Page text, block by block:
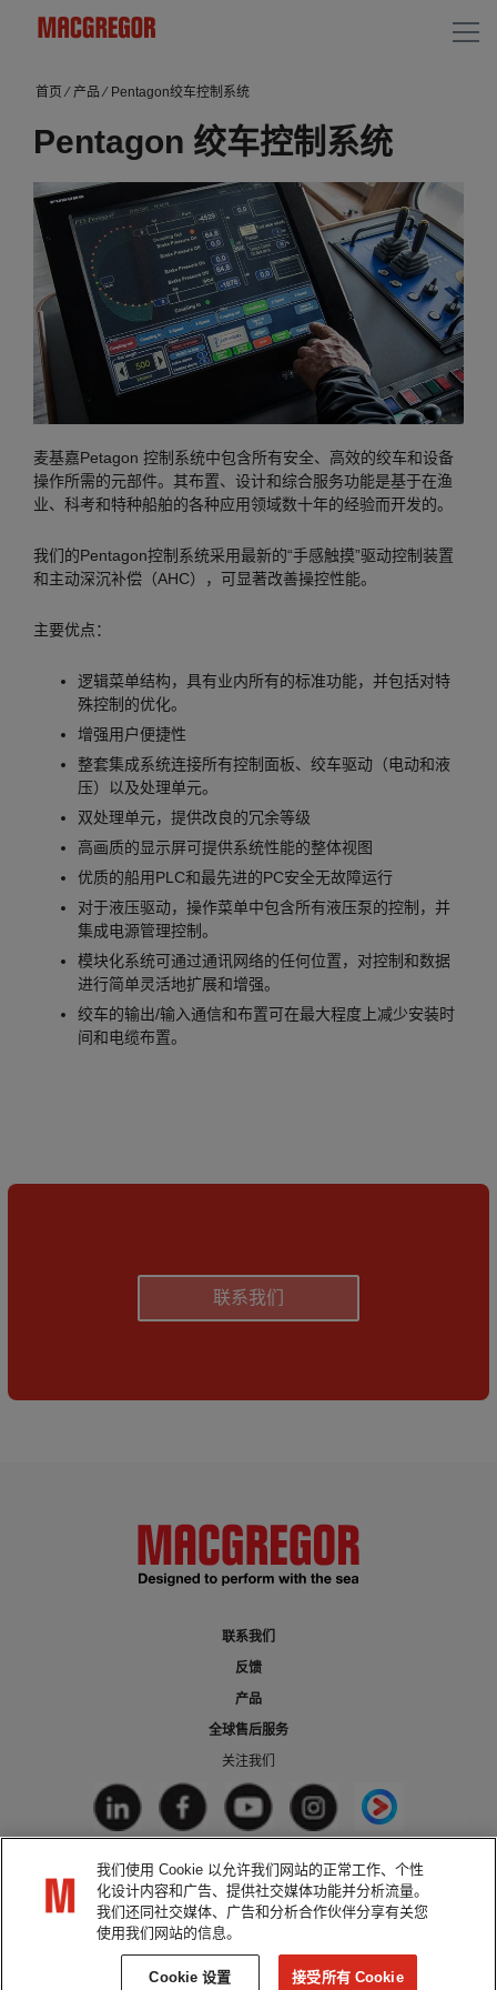
首页 ⁄ 产品 ⁄ Pentagon绞车控制系统
Pentagon 绞车控制系统
麦基嘉Petagon 控制系统中包含所有安全、高效的绞车和设备
操作所需的元部件。其布置、设计和综合服务功能是基于在渔
业、科考和特种船舶的各种应用领域数十年的经验而开发的。
我们的Pentagon控制系统采用最新的“手感触摸”驱动控制装置
和主动深沉补偿（AHC），可显著改善操控性能。
主要优点：
逻辑菜单结构，具有业内所有的标准功能，并包括对特
殊控制的优化。
增强用户便捷性
整套集成系统连接所有控制面板、绞车驱动（电动和液
压）以及处理单元。
双处理单元，提供改良的冗余等级
高画质的显示屏可提供系统性能的整体视图
优质的船用PLC和最先进的PC安全无故障运行
对于液压驱动，操作菜单中包含所有液压泵的控制，并
集成电源管理控制。
模块化系统可通过通讯网络的任何位置，对控制和数据
进行简单灵活地扩展和增强。
绞车的输出/输入通信和布置可在最大程度上减少安装时
间和电缆布置。
联系我们
联系我们
反馈
产品
全球售后服务
关注我们
法律声明
隐私条款
Cookie政策
我们使用 Cookie 以允许我们网站的正常工作、个性
化设计内容和广告、提供社交媒体功能并分析流量。
我们还同社交媒体、广告和分析合作伙伴分享有关您
使用我们网站的信息。
Cookie 设置 接受所有 Cookie